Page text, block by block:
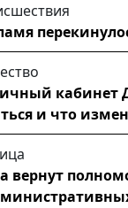
кабинет
и что
вернут